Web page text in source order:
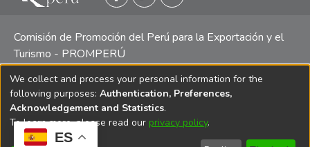
ES
Comisión de Promoción del Perú para la Exportación y el
Turismo - PROMPERÚ
Central telefónica: (511) 616 7300 / 616 7400 Calle Uno
Oeste 50, Edificio Mincetur, Pisos 13 y 14, San Isidro -
Lima
We collect and process your personal information for the
following purposes: Authentication, Preferences,
Acknowledgement and Statistics.
To learn more, please read our privacy policy.